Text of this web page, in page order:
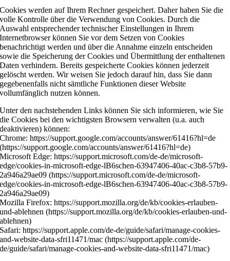
Cookies werden auf Ihrem Rechner gespeichert. Daher haben Sie die
volle Kontrolle über die Verwendung von Cookies. Durch die
Auswahl entsprechender technischer Einstellungen in Ihrem
Internetbrowser können Sie vor dem Setzen von Cookies
benachrichtigt werden und über die Annahme einzeln entscheiden
sowie die Speicherung der Cookies und Übermittlung der enthaltenen
Daten verhindern. Bereits gespeicherte Cookies können jederzeit
gelöscht werden. Wir weisen Sie jedoch darauf hin, dass Sie dann
gegebenenfalls nicht sämtliche Funktionen dieser Website
vollumfänglich nutzen können.
Unter den nachstehenden Links können Sie sich informieren, wie Sie
die Cookies bei den wichtigsten Browsern verwalten (u.a. auch
deaktivieren) können:
Chrome: https://support.google.com/accounts/answer/61416?hl=de
(https://support.google.com/accounts/answer/61416?hl=de)
Microsoft Edge: https://support.microsoft.com/de-de/microsoft-
edge/cookies-in-microsoft-edge-lB6schen-63947406-40ac-c3b8-57b9-
2a946a29ae09 (https://support.microsoft.com/de-de/microsoft-
edge/cookies-in-microsoft-edge-lB6schen-63947406-40ac-c3b8-57b9-
2a946a29ae09)
Mozilla Firefox: https://support.mozilla.org/de/kb/cookies-erlauben-
und-ablehnen (https://support.mozilla.org/de/kb/cookies-erlauben-und-
ablehnen)
Safari: https://support.apple.com/de-de/guide/safari/manage-cookies-
and-website-data-sfri11471/mac (https://support.apple.com/de-
de/guide/safari/manage-cookies-and-website-data-sfri11471/mac)